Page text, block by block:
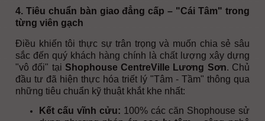
4. Tiêu chuẩn bàn giao đẳng cấp – "Cái Tâm" trong
từng viên gạch
Điều khiến tôi thực sự trân trọng và muốn chia sẻ sâu
sắc đến quý khách hàng chính là chất lượng xây dựng
"vô đối" tại Shophouse CentreVille Lương Sơn. Chủ
đầu tư đã hiện thực hóa triết lý "Tâm - Tầm" thông qua
những tiêu chuẩn kỹ thuật khắt khe nhất:
Kết cấu vĩnh cửu: 100% các căn Shophouse sử